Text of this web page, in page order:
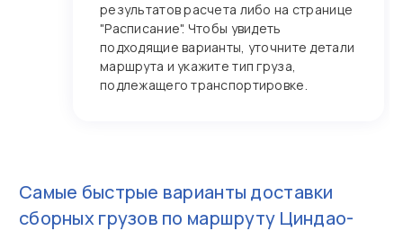
результатов расчета либо на странице
"Расписание". Чтобы увидеть
подходящие варианты, уточните детали
маршрута и укажите тип груза,
подлежащего транспортировке.
Самые быстрые варианты доставки
сборных грузов по маршруту Циндао-